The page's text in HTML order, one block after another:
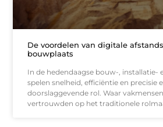
De voordelen van digitale
bouwplaats
In de hedendaagse bouw-, installatie-
spelen snelheid, efficiëntie en precisie
doorslaggevende rol. Waar
vertrouwden op het traditionele